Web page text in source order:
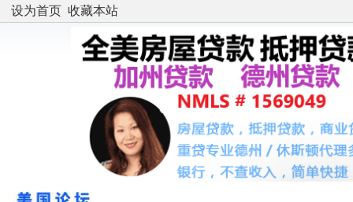
设为首页 收藏本站